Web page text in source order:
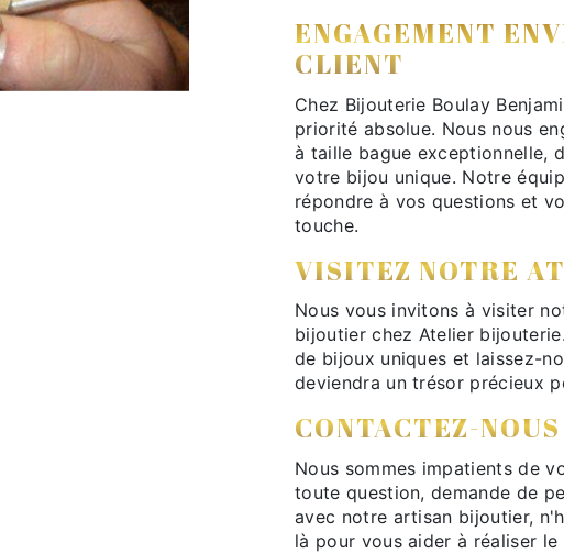
ENGAGEMENT
CLIENT
Chez Bijouterie Boulay
priorité absolue. Nous nous
à taille bague exceptionnelle,
votre bijou unique. Notre
répondre à vos questions et
touche.
VISITEZ NOTRE
Nous vous invitons à visiter
bijoutier chez Atelier
de bijoux uniques et laissez-
deviendra un trésor précieux
CONTACTEZ-NOUS
Nous sommes impatients de
toute question, demande de
avec notre artisan bijoutier,
là pour vous aider à réaliser